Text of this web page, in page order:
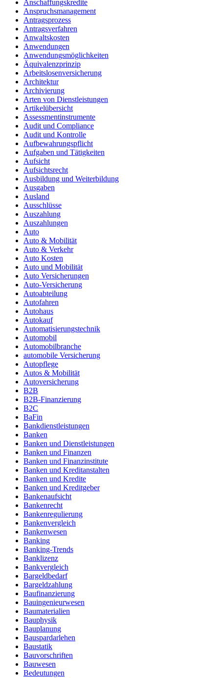
Anschaffungskredite
Anspruchsmanagement
Antragsprozess
Antragsverfahren
Anwaltskosten
Anwendungen
Anwendungsmöglichkeiten
Äquivalenzprinzip
Arbeitslosenversicherung
Architektur
Archivierung
Arten von Dienstleistungen
Artikelübersicht
Assessmentinstrumente
Audit und Compliance
Audit und Kontrolle
Aufbewahrungspflicht
Aufgaben und Tätigkeiten
Aufsicht
Aufsichtsrecht
Ausbildung und Weiterbildung
Ausgaben
Ausland
Ausschlüsse
Auszahlung
Auszahlungen
Auto
Auto & Mobilität
Auto & Verkehr
Auto Kosten
Auto und Mobilität
Auto Versicherungen
Auto-Versicherung
Autoabteilung
Autofahren
Autohaus
Autokauf
Automatisierungstechnik
Automobil
Automobilbranche
automobile Versicherung
Autopflege
Autos & Mobilität
Autoversicherung
B2B
B2B-Finanzierung
B2C
BaFin
Bankdienstleistungen
Banken
Banken und Dienstleistungen
Banken und Finanzen
Banken und Finanzinstitute
Banken und Kreditanstalten
Banken und Kredite
Banken und Kreditgeber
Bankenaufsicht
Bankenrecht
Bankenregulierung
Bankenvergleich
Bankenwesen
Banking
Banking-Trends
Banklizenz
Bankvergleich
Bargeldbedarf
Bargeldzahlung
Baufinanzierung
Bauingenieurwesen
Baumaterialien
Bauphysik
Bauplanung
Bauspardarlehen
Baustatik
Bauvorschriften
Bauwesen
Bedeutungen